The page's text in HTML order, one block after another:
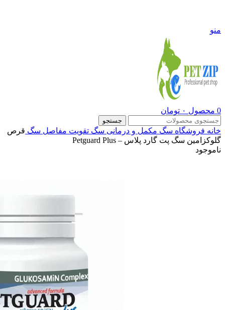
منو
0 محصول ۰ تومان
جستجو
خانه فروشگاه سگ مکمل و درمانی سگ تقویت مفاصل سگ قرص
گلوکزامین سگ پت گارد پلاس – Petguard Plus
ناموجود